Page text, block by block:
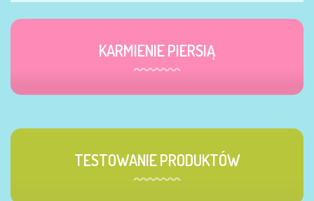
KARMIENIE PIERSIĄ
TESTOWANIE PRODUKTÓW